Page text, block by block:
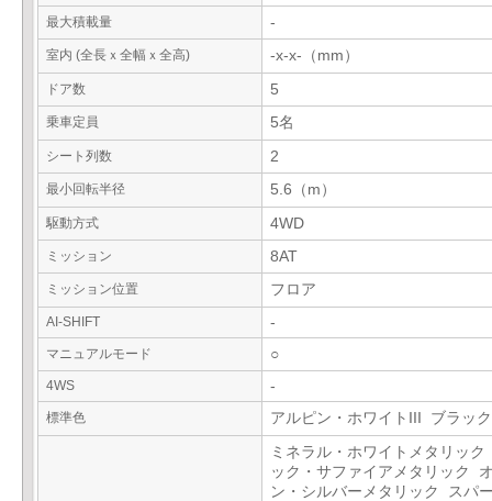
最大積載量 -
室内 (全長ｘ全幅ｘ全高) -x-x-（mm）
ドア数 5
乗車定員 5名
シート列数 2
最小回転半径 5.6（m）
駆動方式 4WD
ミッション 8AT
ミッション位置 フロア
AI-SHIFT -
マニュアルモード ○
4WS -
標準色 アルピン・ホワイトIII ブラッ
ミネラル・ホワイトメタリッ
ック・サファイアメタリック
ン・シルバーメタリック スパ